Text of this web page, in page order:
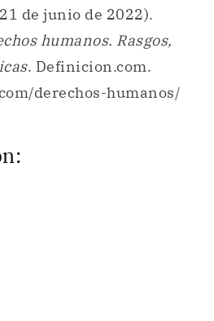
de junio de 2022).
humanos. Rasgos,
. Definicion.com.
derechos-humanos/